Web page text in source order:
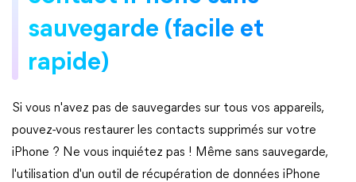
sauvegarde (facile et
rapide)
Si vous n'avez pas de sauvegardes sur tous vos appareils,
pouvez-vous restaurer les contacts supprimés sur votre
iPhone ? Ne vous inquiétez pas ! Même sans sauvegarde,
l'utilisation d'un outil de récupération de données iPhone